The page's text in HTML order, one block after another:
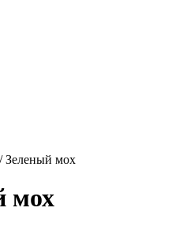
/ Зеленый мох
мох